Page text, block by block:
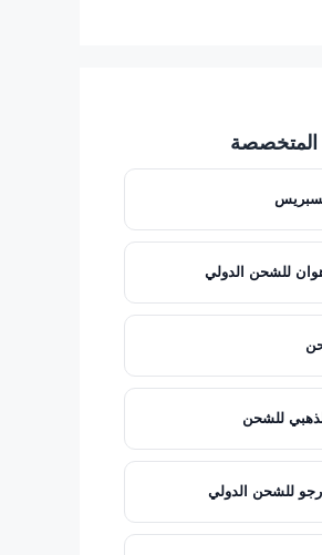
المتخصصة
للشحن الدولي
للشحن
للشحن الدولي